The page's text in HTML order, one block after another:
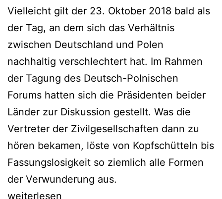
Vielleicht gilt der 23. Oktober 2018 bald als
der Tag, an dem sich das Verhältnis
zwischen Deutschland und Polen
nachhaltig verschlechtert hat. Im Rahmen
der Tagung des Deutsch-Polnischen
Forums hatten sich die Präsidenten beider
Länder zur Diskussion gestellt. Was die
Vertreter der Zivilgesellschaften dann zu
hören bekamen, löste von Kopfschütteln bis
Fassungslosigkeit so ziemlich alle Formen
der Verwunderung aus.
Andrzej
weiterlesen